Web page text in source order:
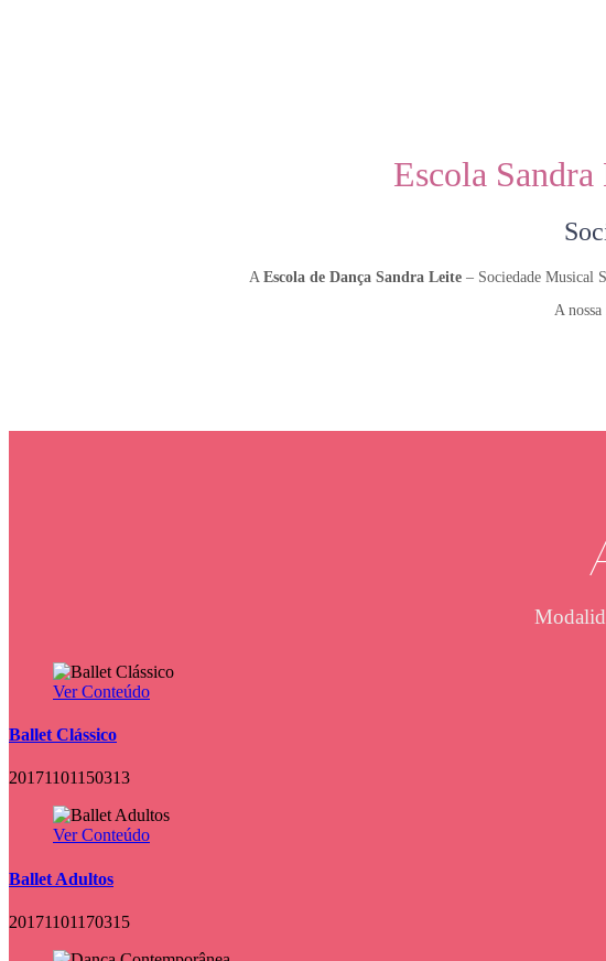
Escola
A Escola de Dança Sandra Leite– Sociedade Musical
A
Ver Conteúdo
Ballet Clássico
20171101150313
Ver Conteúdo
Ballet Adultos
20171101170315